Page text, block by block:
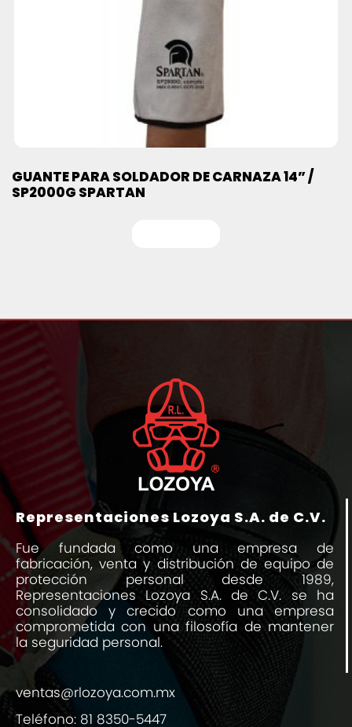
GUANTE PARA SOLDADOR DE CARNAZA 14” /
SP2000G SPARTAN
Representaciones Lozoya S.A. de C.V.
Fue fundada como una empresa de
fabricación, venta y distribución de equipo de
protección personal desde 1989,
Representaciones Lozoya S.A. de C.V. se ha
consolidado y crecido como una empresa
comprometida con una filosofía de mantener
la seguridad personal.
ventas@rlozoya.com.mx
Teléfono: 81 8350-5447